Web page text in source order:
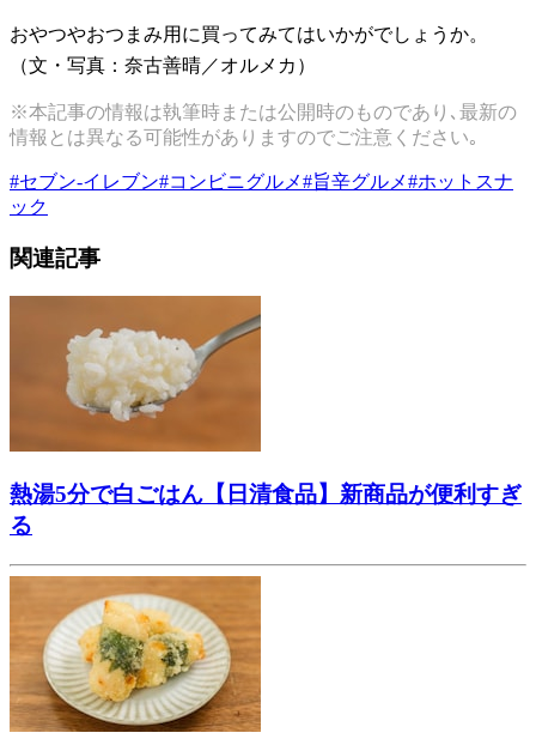
おやつやおつまみ用に買ってみてはいかがでしょうか。
（文・写真：奈古善晴／オルメカ）
※本記事の情報は執筆時または公開時のものであり､最新の
情報とは異なる可能性がありますのでご注意ください｡
#セブン-イレブン#コンビニグルメ#旨辛グルメ#ホットスナ
ック
関連記事
熱湯5分で白ごはん【日清食品】新商品が便利すぎ
る